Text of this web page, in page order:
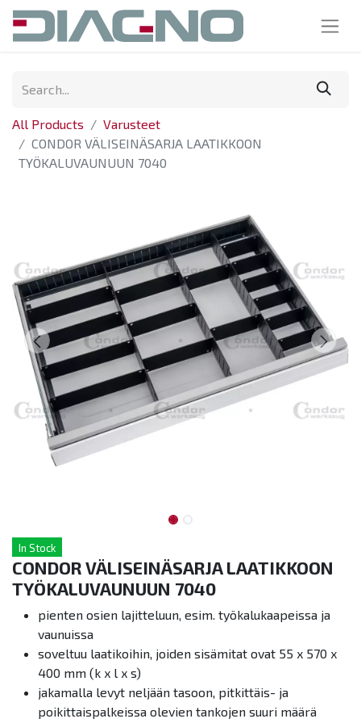
All Products
Varusteet
CONDOR VÄLISEINÄSARJA LAATIKKOON
TYÖKALUVAUNUUN 7040
In Stock
CONDOR VÄLISEINÄSARJA LAATIKKOON
TYÖKALUVAUNUUN 7040
pienten osien lajitteluun, esim. työkalukaapeissa ja
vaunuissa
soveltuu laatikoihin, joiden sisämitat ovat 55 x 570 x
400 mm (k x l x s)
jakamalla levyt neljään tasoon, pitkittäis- ja
poikittaispalkeissa olevien tankojen suuri määrä